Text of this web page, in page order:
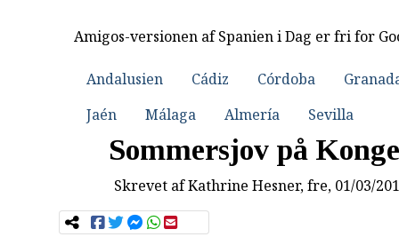
Amigos-versionen af Spanien i Dag er fri for
Andalusien Cádiz Córdoba
Jaén
Málaga Almería Sevilla
Sommersjov på
Skrevet afKathrine Hesner, fre, 01/03/